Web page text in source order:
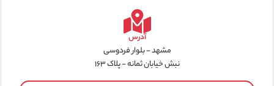
آدرس
مشهد - بلوار فردوسی
نبش خیابان ثمانه - پلاک ۱۶۳